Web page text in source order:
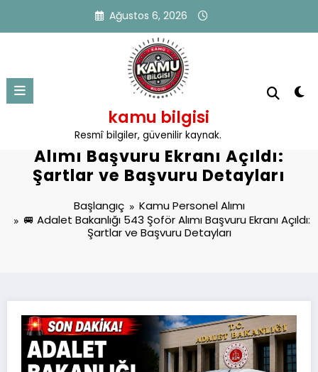
Ağustos 6, 2026
kamu bilgisi
Resmî bilgiler, güvenilir kaynak.
🚐 Adalet Bakanlığı 543 Şoför
Alımı Başvuru Ekranı Açıldı:
Şartlar ve Başvuru Detayları
Başlangıç
Kamu Personel Alımı
🚐 Adalet Bakanlığı 543 Şoför Alımı Başvuru Ekranı Açıldı:
Şartlar ve Başvuru Detayları